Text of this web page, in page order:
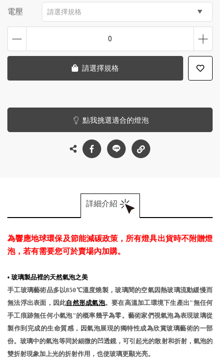
電壓 請選擇規格
0
請選擇規格
點我挑選適合的燈泡
詳細介紹
為響應地球環保及節能減碳政策，所有燈具出貨時不附贈燈
泡，若有需要您可於賣場內加購。
• 玻璃製品裡的天然氣泡之美
手工玻璃藝術品多以850℃溫度燒製，玻璃間的空氣因熱玻璃流動緩慢而
無法浮出表面，因此自然形成氣泡。要在高溫加工環境下生產出"無任何
手工痕跡無任何小氣泡"的概率幾乎為零。藝術家們視氣泡為表現玻璃從
製作到完成的生命質感，因氣泡展現的獨特性成為欣賞玻璃藝術的一部
份。玻璃中的氣泡等同於細微的凹透鏡，可引起光的散射和折射，氣泡的
雙折射現象加上光的折射作用，也使玻璃更顯光亮。